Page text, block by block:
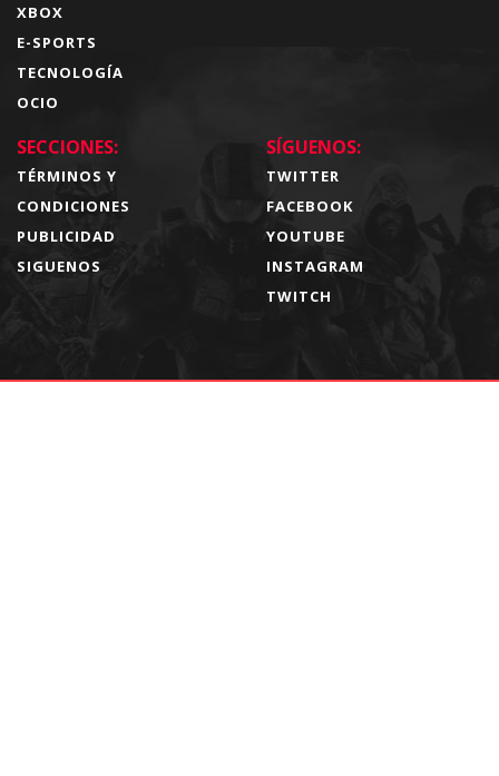
XBOX
E-SPORTS
TECNOLOGÍA
OCIO
SECCIONES:
TÉRMINOS Y
CONDICIONES
PUBLICIDAD
SIGUENOS
SÍGUENOS:
TWITTER
FACEBOOK
YOUTUBE
INSTAGRAM
TWITCH